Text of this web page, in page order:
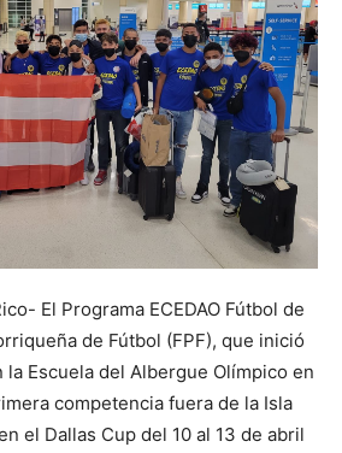
El Programa ECEDAO Fútbol de
de Fútbol (FPF), que inició
la Escuela del Albergue Olímpico en
competencia fuera de la Isla
el Dallas Cup del 10 al 13 de abril